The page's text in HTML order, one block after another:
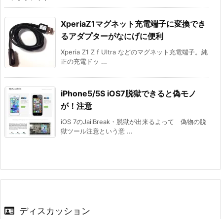
XperiaZ1マグネット充電端子に変換でき
るアダプターがなにげに便利
Xperia Z1 Z f Ultra などのマグネット充電端子。純
正の充電ドッ ...
iPhone5/5S iOS7脱獄できると偽モノ
が！注意
iOS 7のJailBreak・脱獄が出来るよって 偽物の脱
獄ツール注意という意 ...
ディスカッション